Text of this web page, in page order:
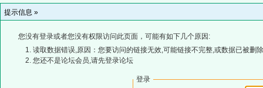
提示信息 »
您没有登录或者您没有权限访问此页面，可能有如下几个原因:
读取数据错误,原因：您要访问的链接无效,可能链接不完整,或数据已被删
您还不是论坛会员,请先登录论坛
登录